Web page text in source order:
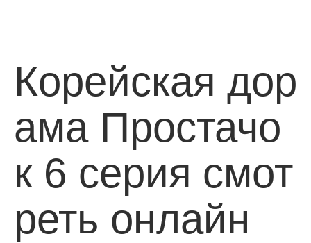
Корейская дор
ама Простачо
к 6 серия смот
реть онлайн